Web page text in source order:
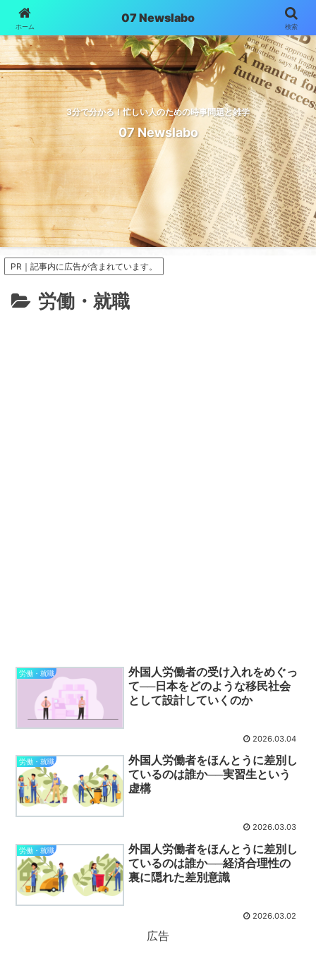
3分で分かる！忙しい人のための時事問題と雑学
07 Newslabo
PR｜記事内に広告が含まれています。
労働・就職
労働・就職
外国人労働者の受け入れをめぐっ
て──日本をどのような移民社会
として設計していくのか
2026.03.04
労働・就職
外国人労働者をほんとうに差別し
ているのは誰か──実習生という
虚構
2026.03.03
労働・就職
外国人労働者をほんとうに差別し
ているのは誰か──経済合理性の
裏に隠れた差別意識
2026.03.02
広告
ホーム
07 Newslabo
検索